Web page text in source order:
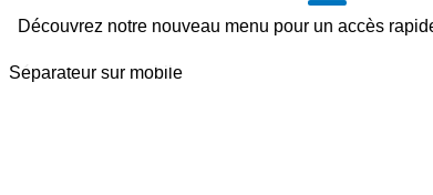
Découvrez notre nouveau menu pour un accès
Séparateur sur mobile